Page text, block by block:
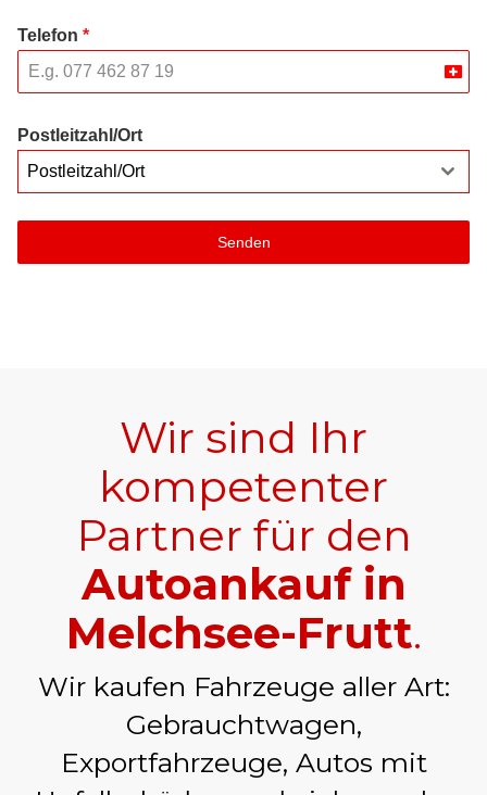
Telefon *
Postleitzahl/Ort
Postleitzahl/Ort
Senden
Wir sind Ihr
kompetenter
Partner für den
Autoankauf in
Melchsee-Frutt.
Wir kaufen Fahrzeuge aller Art:
Gebrauchtwagen,
Exportfahrzeuge, Autos mit